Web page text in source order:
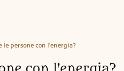
le persone con l'energia?